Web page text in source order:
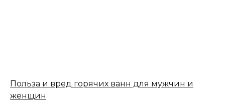
Польза и вред горячих ванн для мужчин и
женщин